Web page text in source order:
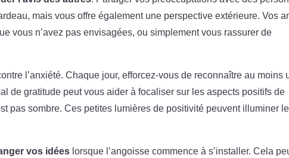
mais vous offre également une perspective extérieure. Vos
vous n’avez pas envisagées, ou simplement vous rassurer de
l’anxiété. Chaque jour, efforcez-vous de reconnaître au moins
de gratitude peut vous aider à focaliser sur les aspects positifs de
pas sombre. Ces petites lumières de positivité peuvent illuminer
vos idées lorsque l’angoisse commence à s’installer. Cela